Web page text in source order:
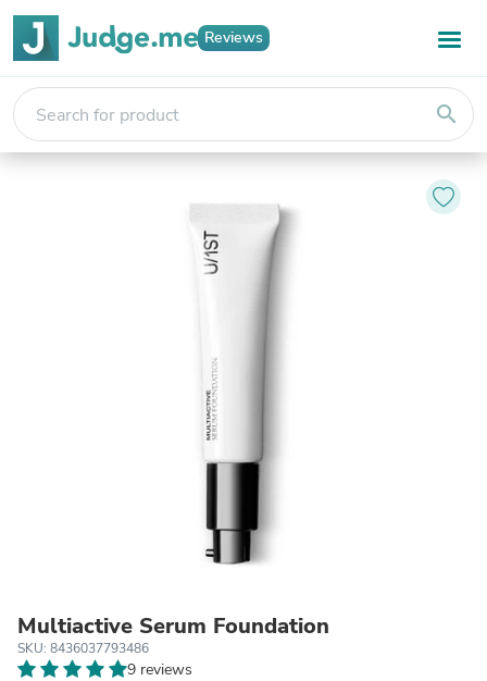
Reviews
search
Multiactive Serum Foundation
SKU: 8436037793486
9 reviews